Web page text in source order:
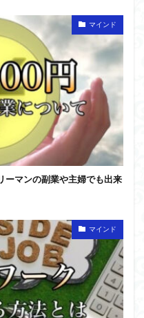
マインド
ーマンの副業や主婦でも出来
マインド